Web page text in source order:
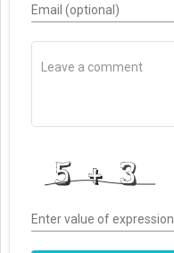
Email (optional)
Enter value of expression